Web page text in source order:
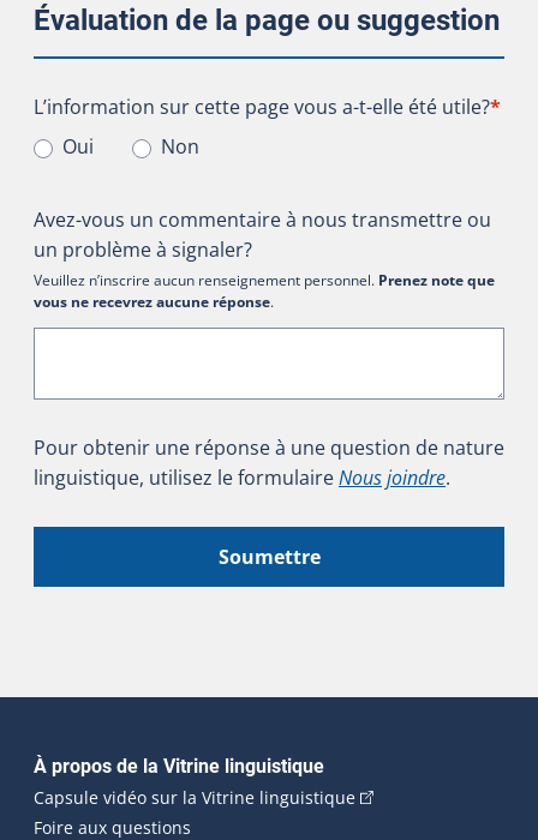
Évaluation de la page ou suggestion
L’information sur cette page vous a-t-elle été utile?
L’information sur cette page vous a-t-elle été utile?*
Oui
Non
Avez-vous un commentaire à nous transmettre ou
un problème à signaler?
Veuillez n’inscrire aucun renseignement personnel. Prenez note que
vous ne recevrez aucune réponse.
Pour obtenir une réponse à une question de nature
linguistique, utilisez le formulaireNous joindre.
Soumettre
Navigation principale
À propos de la Vitrine linguistique
Capsule vidéo sur la Vitrine linguistique(Cet hyperlien
Foire aux questions